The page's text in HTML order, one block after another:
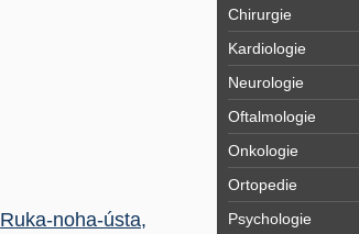
Ruka-noha-ústa,
Chirurgie
Kardiologie
Neurologie
Oftalmologie
Onkologie
Ortopedie
Psychologie